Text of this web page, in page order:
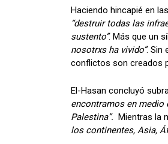
Haciendo hincapié en
“destruir todas las
sustento”. Más que un
nosotrxs ha vivido”. Sin
conflictos son creados
El-Hasan concluyó
encontramos en medio
Palestina”. Mientras la
los continentes, Asia,